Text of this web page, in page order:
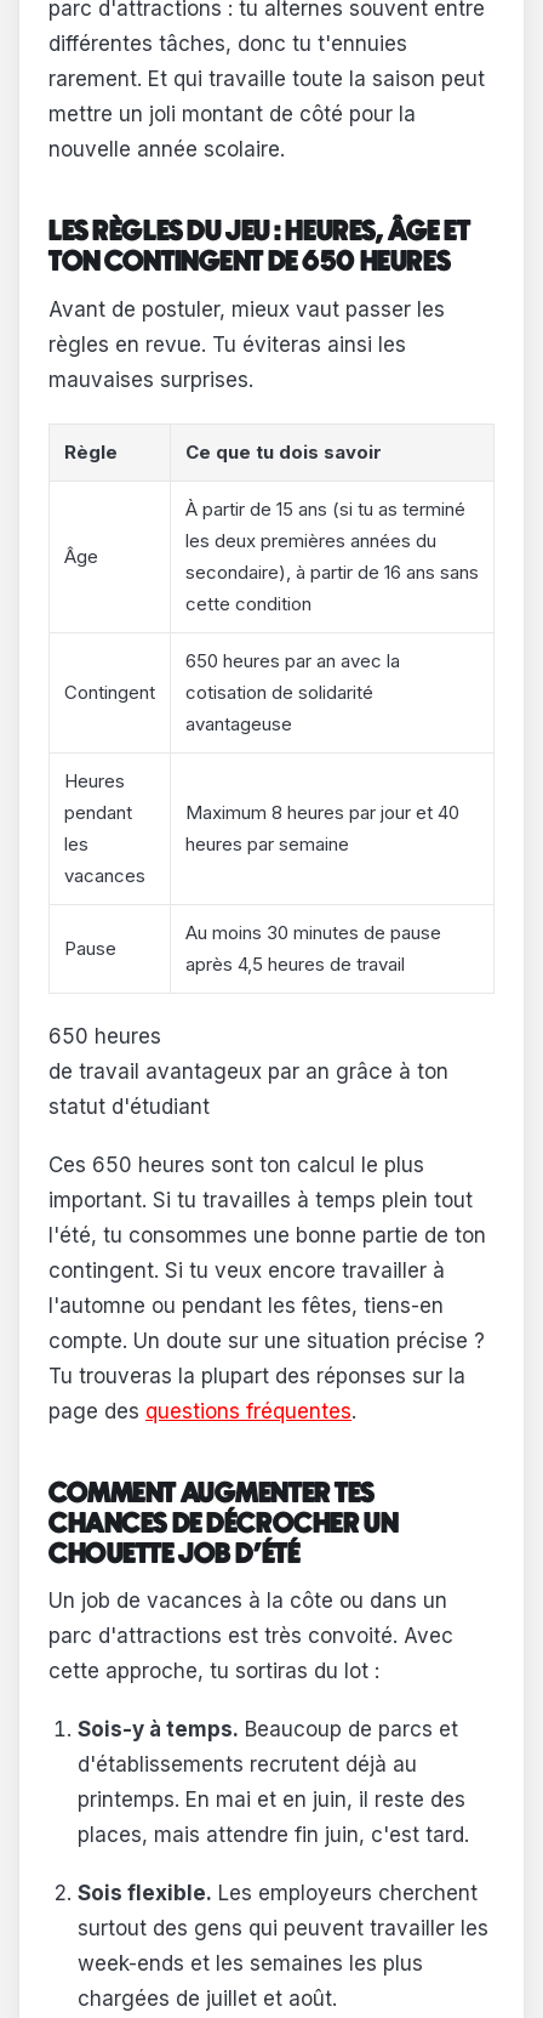
parc d'attractions : tu alternes souvent entre
différentes tâches, donc tu t'ennuies
rarement. Et qui travaille toute la saison peut
mettre un joli montant de côté pour la
nouvelle année scolaire.
LES RÈGLES DU JEU : HEURES, ÂGE ET
TON CONTINGENT DE 650 HEURES
Avant de postuler, mieux vaut passer les
règles en revue. Tu éviteras ainsi les
mauvaises surprises.
Règle Ce que tu dois savoir
Âge
À partir de 15 ans (si tu as terminé
les deux premières années du
secondaire), à partir de 16 ans sans
cette condition
Contingent
650 heures par an avec la
cotisation de solidarité
avantageuse
Heures
pendant
les
vacances
Maximum 8 heures par jour et 40
heures par semaine
Pause
Au moins 30 minutes de pause
après 4,5 heures de travail
650 heures
de travail avantageux par an grâce à ton
statut d'étudiant
Ces 650 heures sont ton calcul le plus
important. Si tu travailles à temps plein tout
l'été, tu consommes une bonne partie de ton
contingent. Si tu veux encore travailler à
l'automne ou pendant les fêtes, tiens-en
compte. Un doute sur une situation précise ?
Tu trouveras la plupart des réponses sur la
page des questions fréquentes.
COMMENT AUGMENTER TES
CHANCES DE DÉCROCHER UN
CHOUETTE JOB D'ÉTÉ
Un job de vacances à la côte ou dans un
parc d'attractions est très convoité. Avec
cette approche, tu sortiras du lot :
Sois-y à temps. Beaucoup de parcs et
d'établissements recrutent déjà au
printemps. En mai et en juin, il reste des
places, mais attendre fin juin, c'est tard.
Sois flexible. Les employeurs cherchent
surtout des gens qui peuvent travailler les
week-ends et les semaines les plus
chargées de juillet et août.